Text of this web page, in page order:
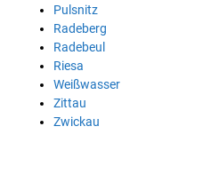
Pulsnitz
Radeberg
Radebeul
Riesa
Weißwasser
Zittau
Zwickau